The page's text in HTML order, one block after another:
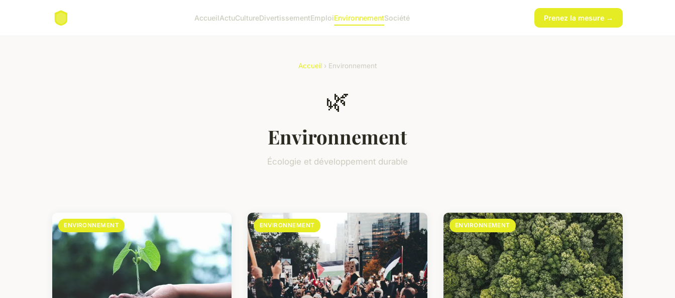
AccueilActuCultureDivertissementEmploiEnvironnementSociété Prenez la mesure →
Accueil › Environnement
🌿
Environnement
Écologie et développement durable
ENVIRONNEMENT ENVIRONNEMENT ENVIRONNEMENT